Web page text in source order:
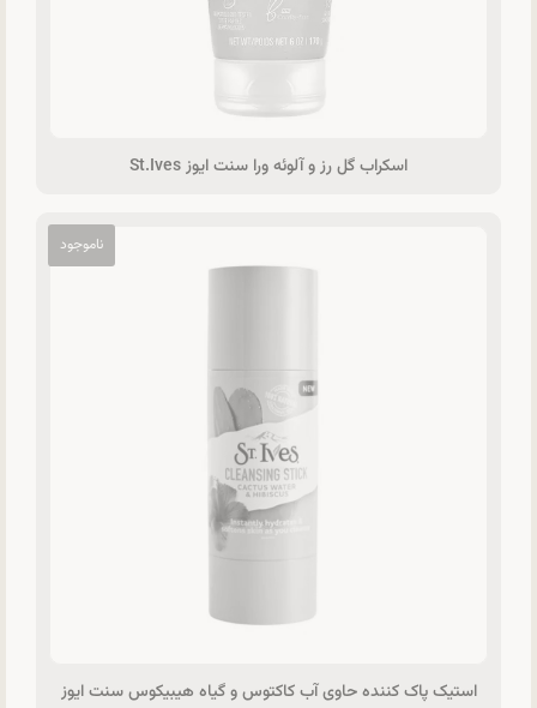
اسکراب گل رز و آلوئه ورا سنت ایوز St.Ives
استیک پاک کننده حاوی آب کاکتوس و گیاه هیبیکوس سنت ایوز